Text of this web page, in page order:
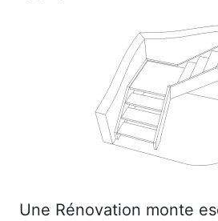
Une Rénovation monte